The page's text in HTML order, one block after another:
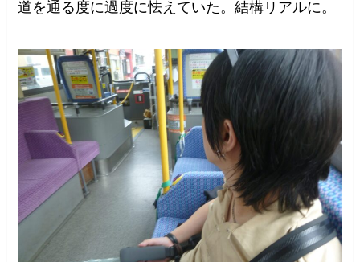
道を通る度に過度に怯えていた。結構リアルに。